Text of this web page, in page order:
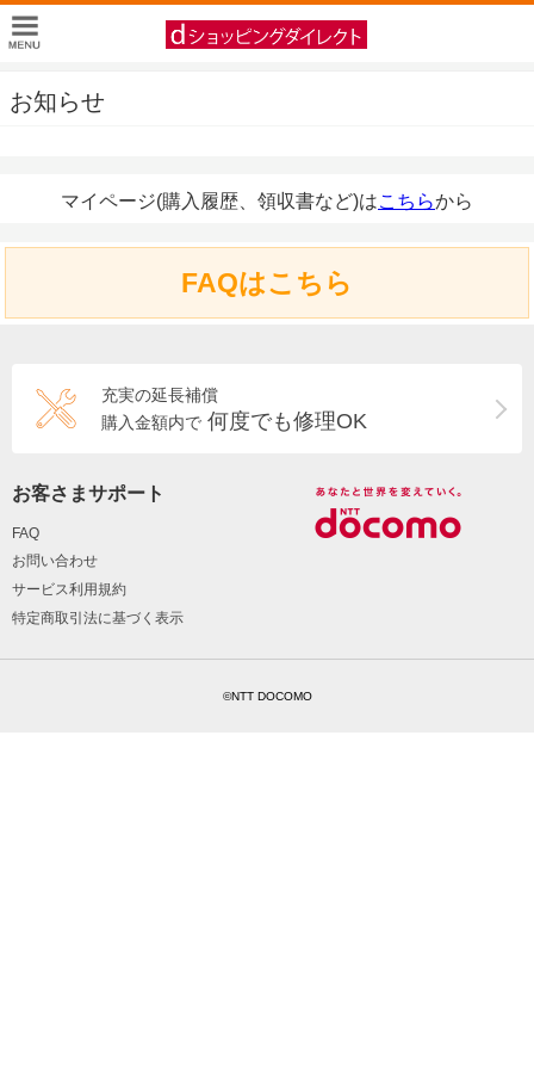
お知らせ
マイページ(購入履歴、領収書など)はこちらから
FAQはこちら
充実の延長補償
購入金額内で 何度でも修理OK
お客さまサポート
FAQ
お問い合わせ
サービス利用規約
特定商取引法に基づく表示
©NTT DOCOMO